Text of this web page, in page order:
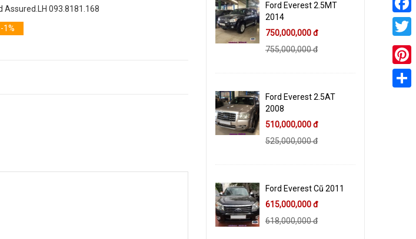
Assured.LH 093.8181.168
-1%
Ford Everest 2.5MT
2014
750,000,000 đ
755,000,000 đ
Ford Everest 2.5AT
2008
510,000,000 đ
525,000,000 đ
Ford Everest Cũ 2011
615,000,000 đ
618,000,000 đ